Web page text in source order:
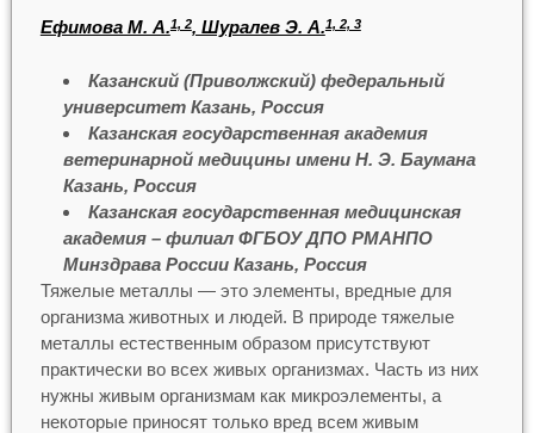
Ефимова М. А.1, 2, Шуралев Э. А.1, 2, 3
Казанский (Приволжский) федеральный
университет Казань, Россия
Казанская государственная академия
ветеринарной медицины имени Н. Э. Баумана
Казань, Россия
Казанская государственная медицинская
академия – филиал ФГБОУ ДПО РМАНПО
Минздрава России Казань, Россия
Тяжелые металлы — это элементы, вредные для
организма животных и людей. В природе тяжелые
металлы естественным образом присутствуют
практически во всех живых организмах. Часть из них
нужны живым организмам как микроэлементы, а
некоторые приносят только вред всем живым